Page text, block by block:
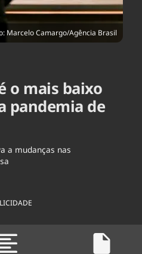
Marcelo Camargo/Agência Brasil
o mais baixo
pandemia de
a mudanças nas